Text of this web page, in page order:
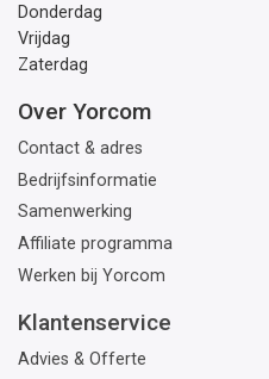
Donderdag
Vrijdag
Zaterdag
Over Yorcom
Contact & adres
Bedrijfsinformatie
Samenwerking
Affiliate programma
Werken bij Yorcom
Klantenservice
Advies & Offerte